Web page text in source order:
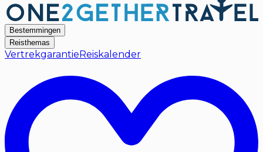
Bestemmingen
Reisthemas
Vertrekgarantie Reiskalender